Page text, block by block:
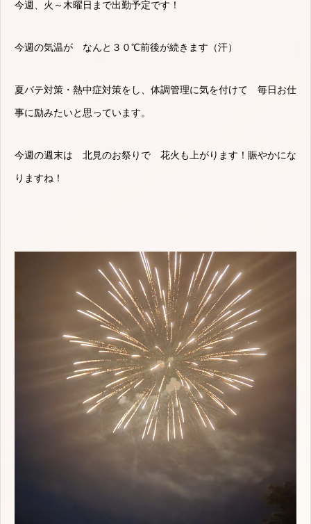
今週、火～木曜日まで出勤予定です！
今週の気温が なんと３０℃前後が続きます（汗）
夏バテ対策・熱中症対策をし、体調管理に気を付けて 毎日お仕
事に励みたいと思っています。
今週の週末は 北見のお祭りで 花火も上がります！賑やかにな
りますね！